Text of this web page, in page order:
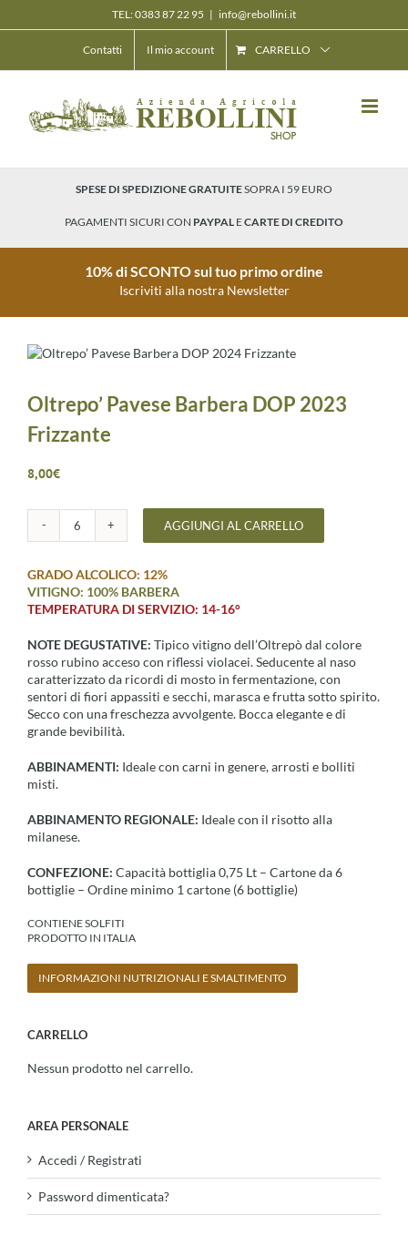
TEL: 0383 87 22 95 | info@rebollini.it
Contatti Il mio account CARRELLO
SPESE DI SPEDIZIONE GRATUITESOPRA I 59 EURO
PAGAMENTI SICURI CON PAYPAL ECARTE DI CREDITO
10% di SCONTO sul tuo primo ordine
Iscriviti alla nostra Newsletter
Oltrepo’ Pavese Barbera DOP 2023
Frizzante
8,00€
Oltrepo’
Barbera
DOP
2024
Frizzante
AGGIUNGI AL CARRELLO
GRADO ALCOLICO: 12%
VITIGNO: 100% BARBERA
TEMPERATURA DI SERVIZIO: 14-16°
NOTE DEGUSTATIVE: Tipico vitigno dell’Oltrepò dal colore
rosso rubino acceso con riflessi violacei. Seducente al naso
caratterizzato da ricordi di mosto in fermentazione, con
sentori di fiori appassiti e secchi, marasca e frutta sotto spirito.
Secco con una freschezza avvolgente. Bocca elegante e di
grande bevibilità.
ABBINAMENTI: Ideale con carni in genere, arrosti e bolliti
misti.
ABBINAMENTO REGIONALE: Ideale con il risotto alla
milanese.
CONFEZIONE: Capacità bottiglia 0,75 Lt – Cartone da 6
bottiglie – Ordine minimo 1 cartone (6 bottiglie)
CONTIENE SOLFITI
PRODOTTO IN ITALIA
INFORMAZIONI NUTRIZIONALI E SMALTIMENTO
CARRELLO
Nessun prodotto nel carrello.
AREA PERSONALE
Accedi / Registrati
Password dimenticata?